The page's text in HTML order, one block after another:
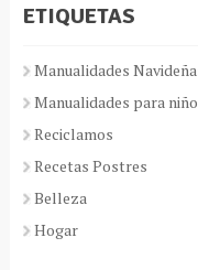
ETIQUETAS
Manualidades
Manualidades para
Reciclamos
Recetas Postres
Belleza
Hogar